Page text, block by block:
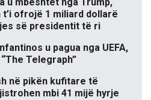
ofrojë 1 miliard dollarë
së presidentit të ri
u pagua nga UEFA,
Telegraph”
në pikën kufitare të
mbi 41 mijë hyrje